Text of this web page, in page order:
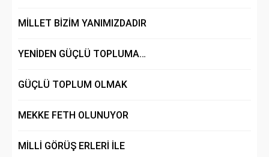
MİLLET BİZİM YANIMIZDADIR
YENİDEN GÜÇLÜ TOPLUMA…
GÜÇLÜ TOPLUM OLMAK
MEKKE FETH OLUNUYOR
MİLLİ GÖRÜŞ ERLERİ İLE